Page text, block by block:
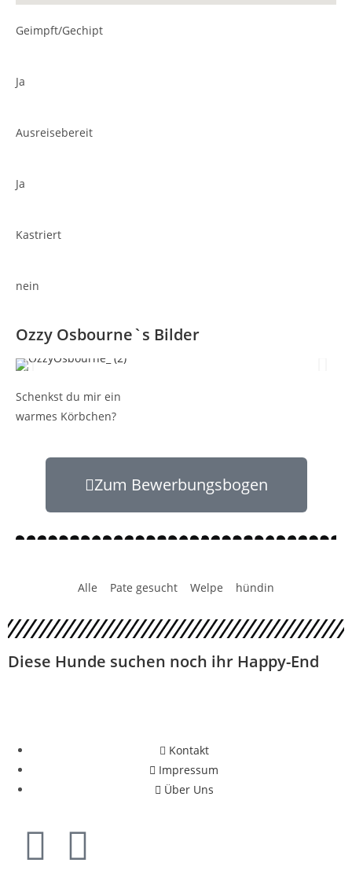
Geimpft/Gechipt
Ja
Ausreisebereit
Ja
Kastriert
nein
Ozzy Osbourne`s Bilder
Schenkst du mir ein
warmes Körbchen?
Zum Bewerbungsbogen
Diese Hunde suchen noch ihr Happy-End
Alle Pate gesucht Welpe hündin
Kontakt
Impressum
Über Uns